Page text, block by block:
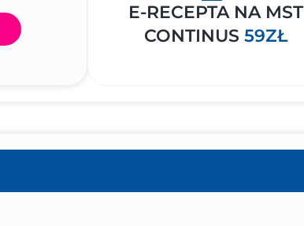
E-RECEPTA NA MST
CONTINUS 59ZŁ